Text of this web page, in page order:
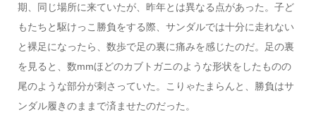
期、同じ場所に来ていたが、昨年とは異なる点があった。子ど
もたちと駆けっこ勝負をする際、サンダルでは十分に走れない
と裸足になったら、数歩で足の裏に痛みを感じたのだ。足の裏
を見ると、数mmほどのカブトガニのような形状をしたものの
尾のような部分が刺さっていた。こりゃたまらんと、勝負はサ
ンダル履きのままで済ませたのだった。